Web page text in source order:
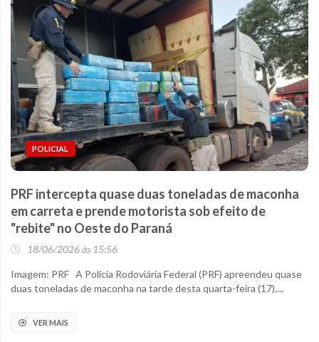
POLICIAL
PRF intercepta quase duas toneladas de maconha
em carreta e prende motorista sob efeito de
"rebite" no Oeste do Paraná
18/06/2026 às 15:56
Imagem: PRF A Polícia Rodoviária Federal (PRF) apreendeu quase
duas toneladas de maconha na tarde desta quarta-feira (17),...
VER MAIS